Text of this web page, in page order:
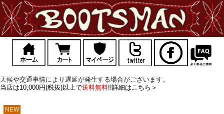
天候や交通事情により遅延が発生する場合がございます。
当店は10,000円(税抜)以上で送料無料!!詳細はこちら＞
NEW